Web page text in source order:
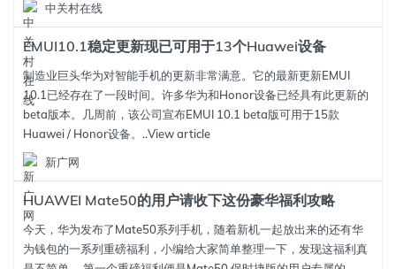
中关村在线
EMUI10.1稳定更新现已可用于13个Huawei设备
制造业巨头华为对智能手机的更新非常满意。它的最新更新EMUI
10.1已经存在了一段时间。许多华为和Honor设备已经具有此更新的
beta版本。几周前，该公司宣布EMUI 10.1 beta版可用于15款
Huawei / Honor设备。..View article
新广网
HUAWEI Mate50的用户请收下这份豪华福利攻略
今天，华为发布了Mate50系列手机，随着新机一起放出来的还有华
为钱包的一系列重磅福利，小编给大家简单整理一下，发现这福利真